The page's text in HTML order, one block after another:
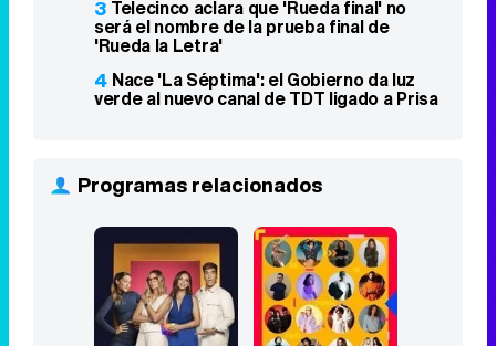
3 Telecinco aclara que 'Rueda final' no
será el nombre de la prueba final de
'Rueda la Letra'
4 Nace 'La Séptima': el Gobierno da luz
verde al nuevo canal de TDT ligado a Prisa
Programas relacionados